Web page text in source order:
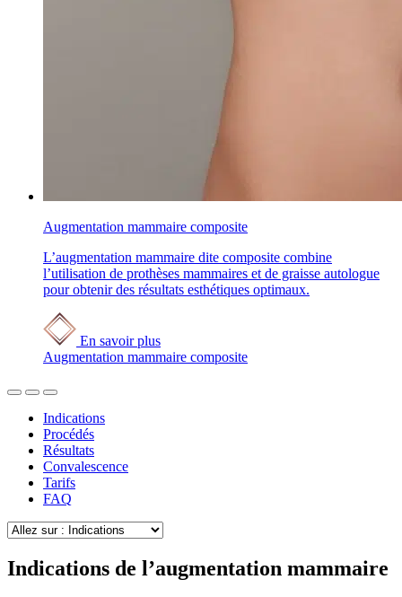
Augmentation mammaire composite
L’augmentation mammaire dite composite combine
l’utilisation de prothèses mammaires et de graisse autologue
pour obtenir des résultats esthétiques optimaux.
En savoir plus
Augmentation mammaire composite
Indications
Procédés
Résultats
Convalescence
Tarifs
FAQ
Indications de l’augmentation mammaire